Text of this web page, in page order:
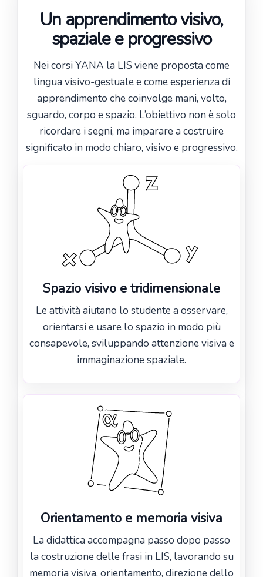
Un apprendimento visivo,
spaziale e progressivo
Nei corsi YANA la LIS viene proposta come
lingua visivo-gestuale e come esperienza di
apprendimento che coinvolge mani, volto,
sguardo, corpo e spazio. L’obiettivo non è solo
ricordare i segni, ma imparare a costruire
significato in modo chiaro, visivo e progressivo.
Spazio visivo e tridimensionale
Le attività aiutano lo studente a osservare,
orientarsi e usare lo spazio in modo più
consapevole, sviluppando attenzione visiva e
immaginazione spaziale.
Orientamento e memoria visiva
La didattica accompagna passo dopo passo
la costruzione delle frasi in LIS, lavorando su
memoria visiva, orientamento, direzione dello